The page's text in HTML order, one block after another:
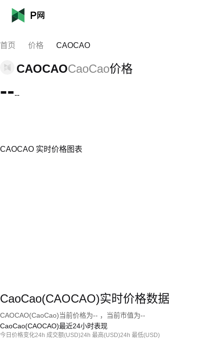
首页 价格 CAOCAO
CAOCAOCaoCao价格
----
CAOCAO 实时价格图表
CaoCao(CAOCAO)实时价格数据
CAOCAO(CaoCao)当前价格为-- ，当前市值为--
CaoCao(CAOCAO)最近24小时表现
今日价格变化24h 成交额(USD)24h 最高(USD)24h 最低(USD)